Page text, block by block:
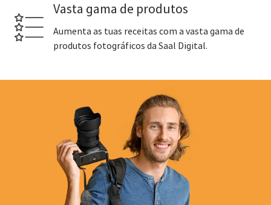
Vasta gama de produtos
Aumenta as tuas receitas com a vasta gama de
produtos fotográficos da Saal Digital.